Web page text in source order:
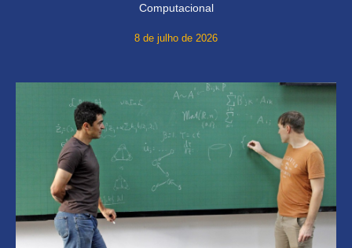
Computacional
8 de julho de 2026